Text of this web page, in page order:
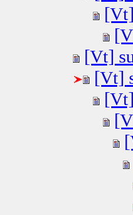
[Vt]
[Vt]